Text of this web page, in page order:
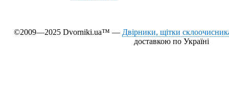
©2009—2025 Dvorniki.ua™ — Двірники, щітки
доставкою по Україні